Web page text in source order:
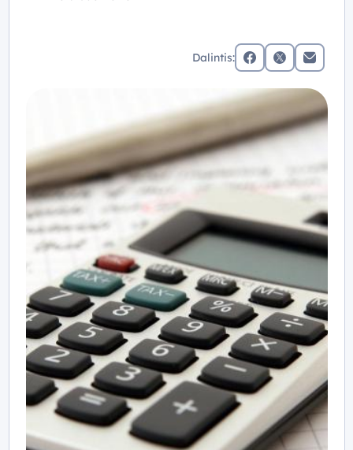
Dalintis:
facebookx (twitter)